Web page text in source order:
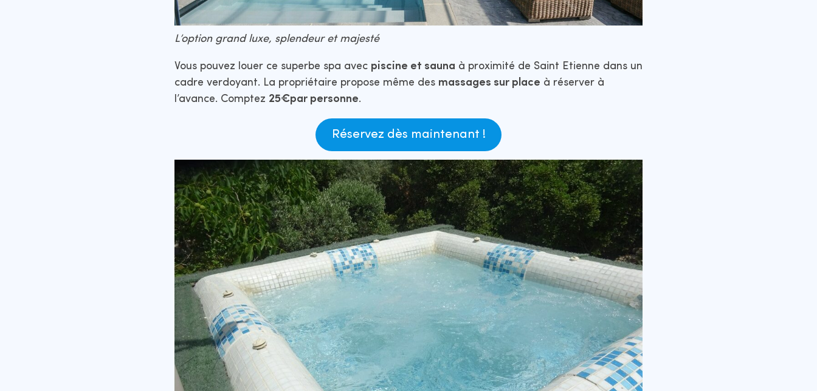
L’option grand luxe, splendeur et majesté
Vous pouvez louer ce superbe spa avec piscine et sauna à proximité de Saint Etienne dans un
cadre verdoyant. La propriétaire propose même des massages sur place à réserver à
l’avance. Comptez 25€par personne.
Réservez dès maintenant !